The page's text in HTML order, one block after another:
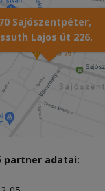
Sajószentpéter,
Lajos út 226.
partner adatai: